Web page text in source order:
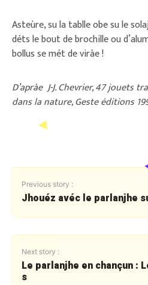
Asteùre, su la tablle obe su le
déts le bout de brochille ou
bollus se mét de viràe !
D’apràe J-J. Chevrier, 47 jouets
dans la nature, Geste éditions
Previous story :
Jhouéz avéc le parlanjhe
Next story :
Le parlanjhe en chançun :
s